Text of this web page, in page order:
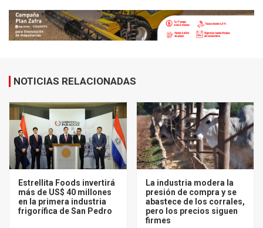
NOTICIAS RELACIONADAS
Estrellita Foods invertirá
más de US$ 40 millones
en la primera industria
frigorífica de San Pedro
La industria modera la
presión de compra y se
abastece de los corrales,
pero los precios siguen
firmes